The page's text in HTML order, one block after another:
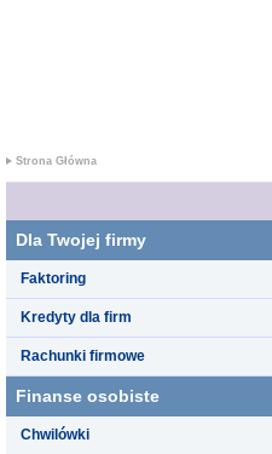
Strona Główna
Dla Twojej firmy
Faktoring
Kredyty dla firm
Rachunki firmowe
Finanse osobiste
Chwilówki